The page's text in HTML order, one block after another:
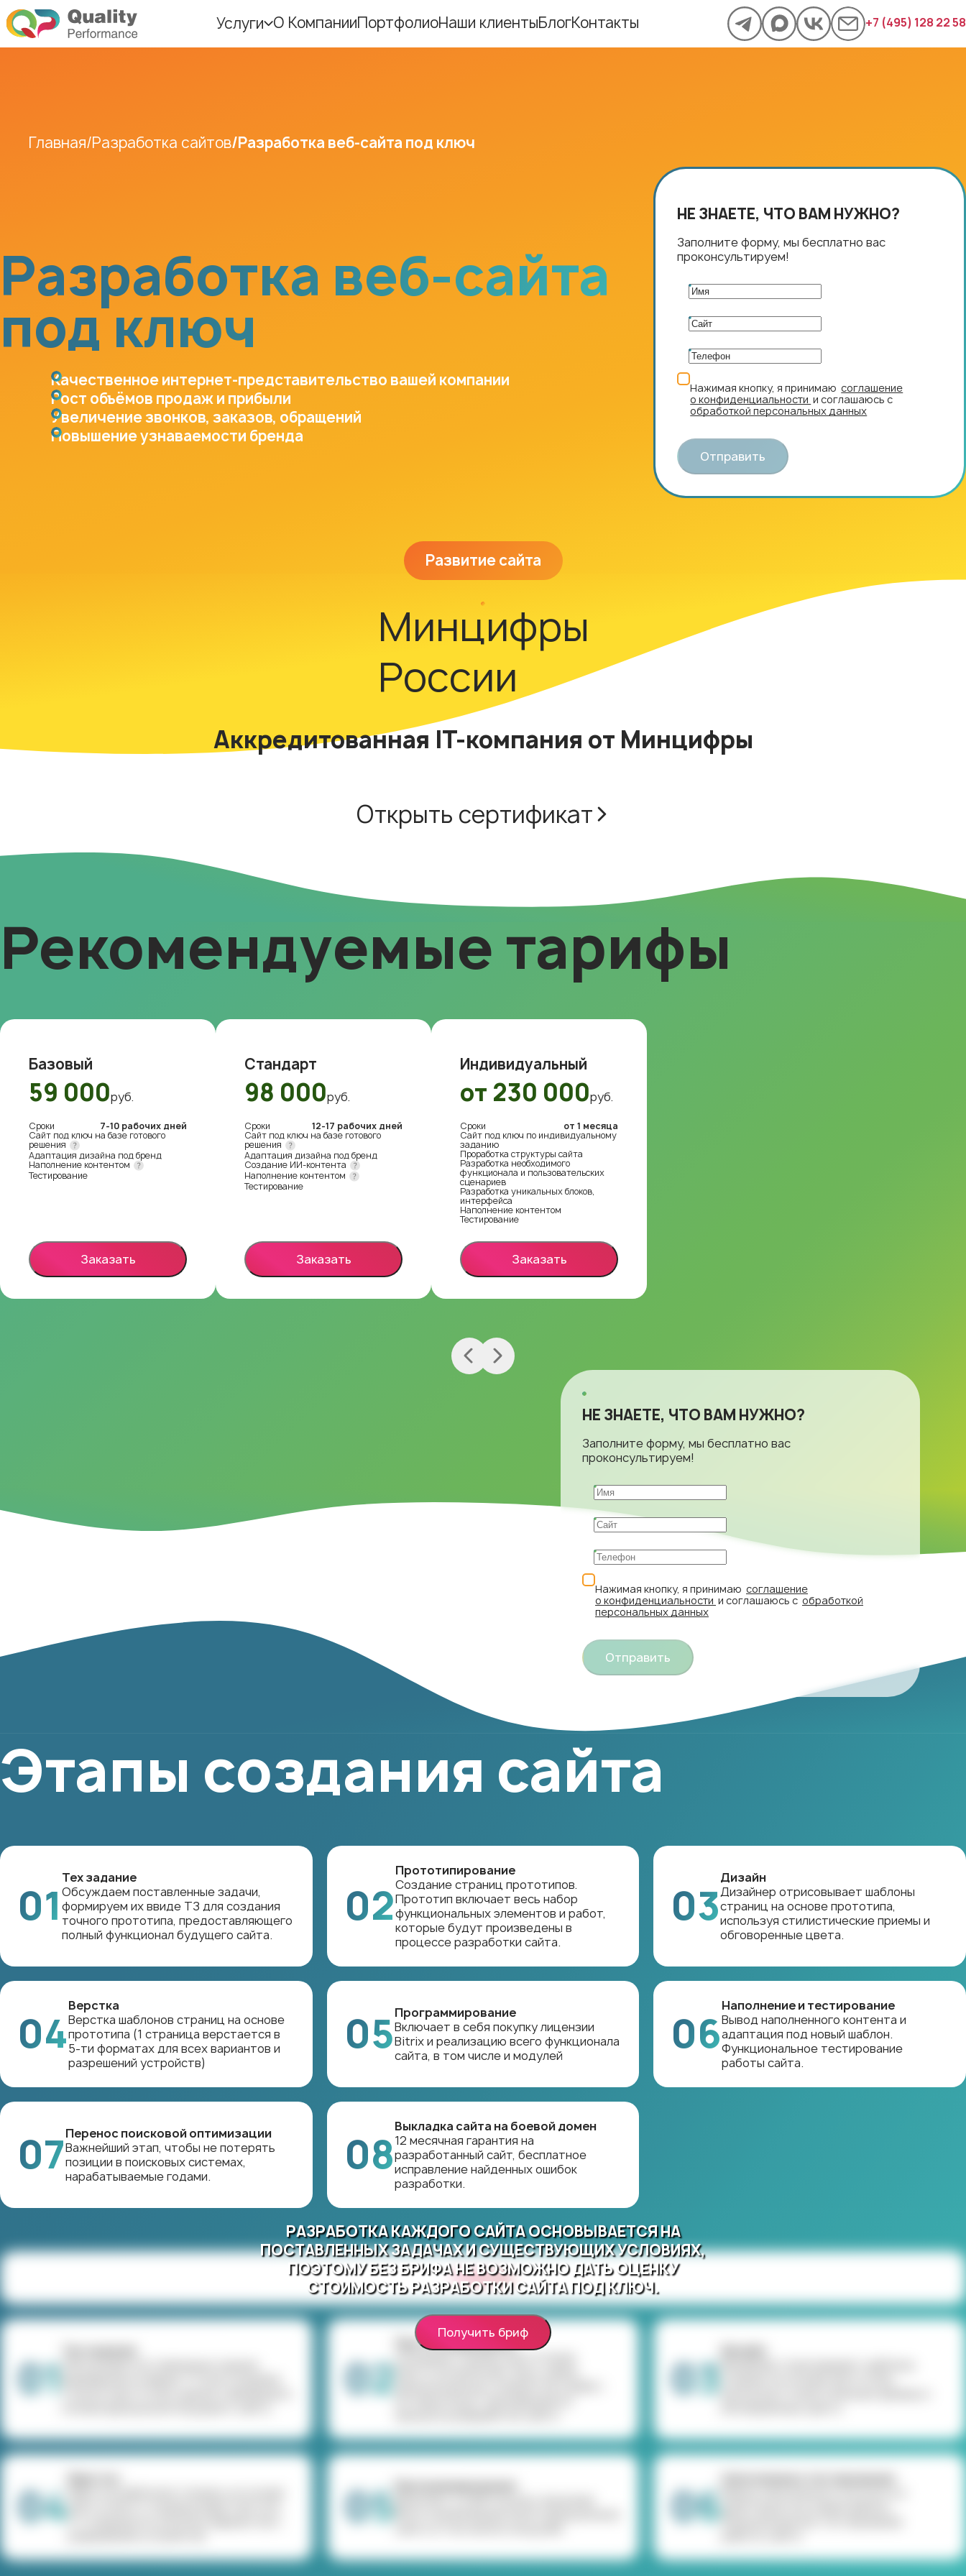
Услуги О КомпанииПортфолиоНаши клиентыБлогКонтакты +7 (495) 128 22 58
Главная Разработка сайтов Разработка веб-сайта под ключ
Разработка веб-сайта
под ключ
Качественное интернет-представительство вашей компании
Рост объёмов продаж и прибыли
Увеличение звонков, заказов, обращений
Повышение узнаваемости бренда
НЕ ЗНАЕТЕ, ЧТО ВАМ НУЖНО?
Заполните форму, мы бесплатно вас
проконсультируем!
Нажимая кнопку, я принимаю соглашение
о конфиденциальности и соглашаюсь с
обработкой персональных данных
Отправить
Развитие сайта
Минцифры
России
Аккредитованная IT-компания от Минцифры
Открыть сертификат
Рекомендуемые тарифы
Базовый
59 000руб.
Сроки 7-10 рабочих дней
Сайт под ключ на базе готового
решения
Адаптация дизайна под бренд
Наполнение контентом
Тестирование
Заказать
Стандарт
98 000руб.
Сроки 12-17 рабочих дней
Сайт под ключ на базе готового
решения
Адаптация дизайна под бренд
Создание ИИ-контента
Наполнение контентом
Тестирование
Заказать
Индивидуальный
от 230 000руб.
Сроки от 1 месяца
Сайт под ключ по индивидуальному
заданию
Проработка структуры сайта
Разработка необходимого
функционала и пользовательских
сценариев
Разработка уникальных блоков,
интерфейса
Наполнение контентом
Тестирование
Заказать
НЕ ЗНАЕТЕ, ЧТО ВАМ НУЖНО?
Заполните форму, мы бесплатно вас
проконсультируем!
Нажимая кнопку, я принимаю соглашение
о конфиденциальности и соглашаюсь с обработкой
персональных данных
Отправить
Этапы создания сайта
01
Тех задание
Обсуждаем поставленные задачи,
формируем их ввиде ТЗ для создания
точного прототипа, предоставляющего
полный функционал будущего сайта.
02
Прототипирование
Создание страниц прототипов.
Прототип включает весь набор
функциональных элементов и работ,
которые будут произведены в
процессе разработки сайта.
03
Дизайн
Дизайнер отрисовывает шаблоны
страниц на основе прототипа,
используя стилистические приемы и
обговоренные цвета.
04
Верстка
Верстка шаблонов страниц на основе
прототипа (1 страница верстается в
5-ти форматах для всех вариантов и
разрешений устройств)
05Программирование
Включает в себя покупку лицензии
Bitrix и реализацию всего функционала
сайта, в том числе и модулей
06
Наполнение и тестирование
Вывод наполненного контента и
адаптация под новый шаблон.
Функциональное тестирование
работы сайта.
07Перенос поисковой оптимизации
Важнейший этап, чтобы не потерять
позиции в поисковых системах,
нарабатываемые годами.
08
Выкладка сайта на боевой домен
12 месячная гарантия на
разработанный сайт, бесплатное
исправление найденных ошибок
разработки.
РАЗРАБОТКА КАЖДОГО САЙТА ОСНОВЫВАЕТСЯ НА
ПОСТАВЛЕННЫХ ЗАДАЧАХ И СУЩЕСТВУЮЩИХ УСЛОВИЯХ,
ПОЭТОМУ БЕЗ БРИФА НЕ ВОЗМОЖНО ДАТЬ ОЦЕНКУ
СТОИМОСТЬ РАЗРАБОТКИ САЙТА ПОД КЛЮЧ.
Получить бриф
2 месяц
01 02
Прототипирование
03
045-ти форматах для всех вариантов и
05 06Функциональное тестирование